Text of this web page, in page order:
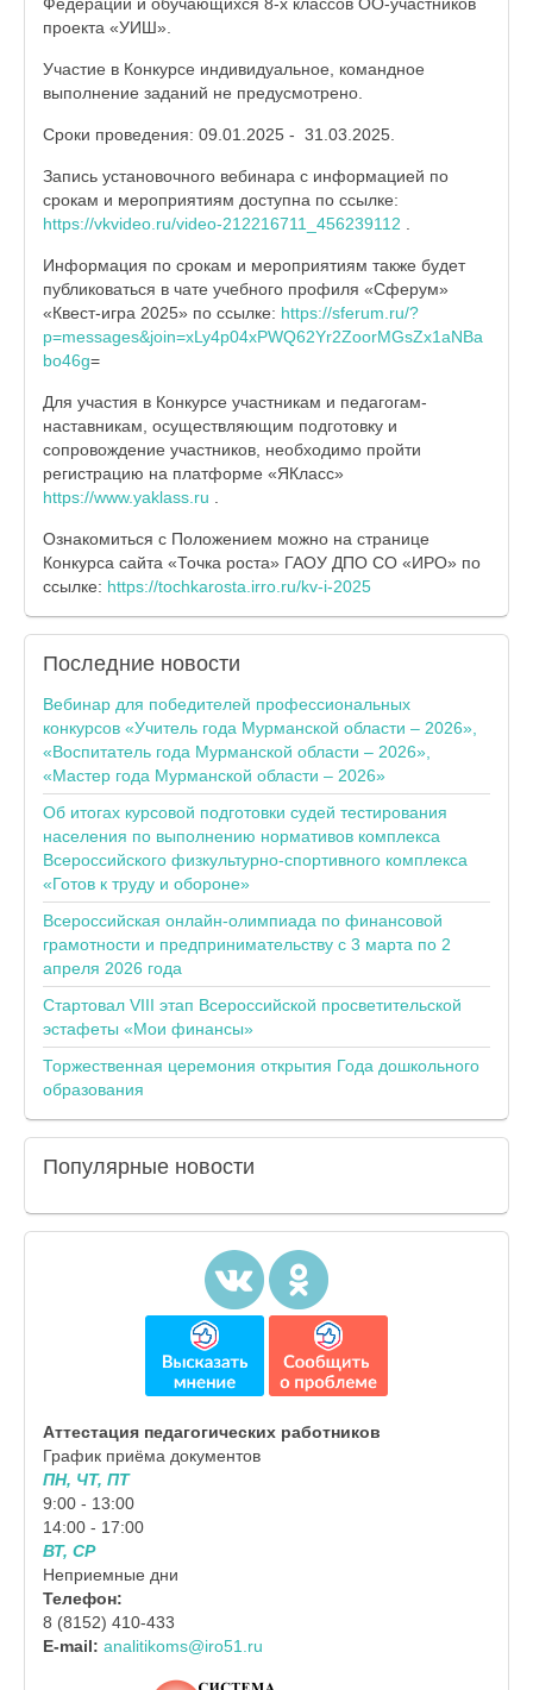
проекта «УИШ».
Участие в Конкурсе индивидуальное, командное
выполнение заданий не предусмотрено.
Сроки проведения: 09.01.2025 - 31.03.2025.
Запись установочного вебинара с информацией по
срокам и мероприятиям доступна по ссылке:
https://vkvideo.ru/video-212216711_456239112
Информация по срокам и мероприятиям также будет
публиковаться в чате учебного профиля «Сферум»
«Квест-игра 2025» по ссылке: https://sferum.ru/?
p=messages&join=xLy4p04xPWQ62Yr2ZoorMGsZx1aNBa
bo46g=
Для участия в Конкурсе участникам и педагогам-
наставникам, осуществляющим подготовку и
сопровождение участников, необходимо пройти
регистрацию на платформе «ЯКласс»
https://www.yaklass.ru
Ознакомиться с Положением можно на странице
Конкурса сайта «Точка роста» ГАОУ ДПО СО «ИРО» по
ссылке: https://tochkarosta.irro.ru/kv-i-2025
Последние новости
Вебинар для победителей профессиональных
конкурсов «Учитель года Мурманской области – 2026»,
«Воспитатель года Мурманской области – 2026»,
«Мастер года Мурманской области – 2026»
Об итогах курсовой подготовки судей тестирования
населения по выполнению нормативов комплекса
Всероссийского физкультурно-спортивного комплекса
«Готов к труду и обороне»
Всероссийская онлайн-олимпиада по финансовой
грамотности и предпринимательству с 3 марта по 2
апреля 2026 года
Стартовал VIII этап Всероссийской просветительской
эстафеты «Мои финансы»
Торжественная церемония открытия Года дошкольного
образования
Популярные новости
Аттестация педагогических работников
График приёма документов
ПН, ЧТ, ПТ
9:00 - 13:00
14:00 - 17:00
ВТ, СР
Неприемные дни
Телефон:
8 (8152) 410-433
E-mail: analitikoms@iro51.ru